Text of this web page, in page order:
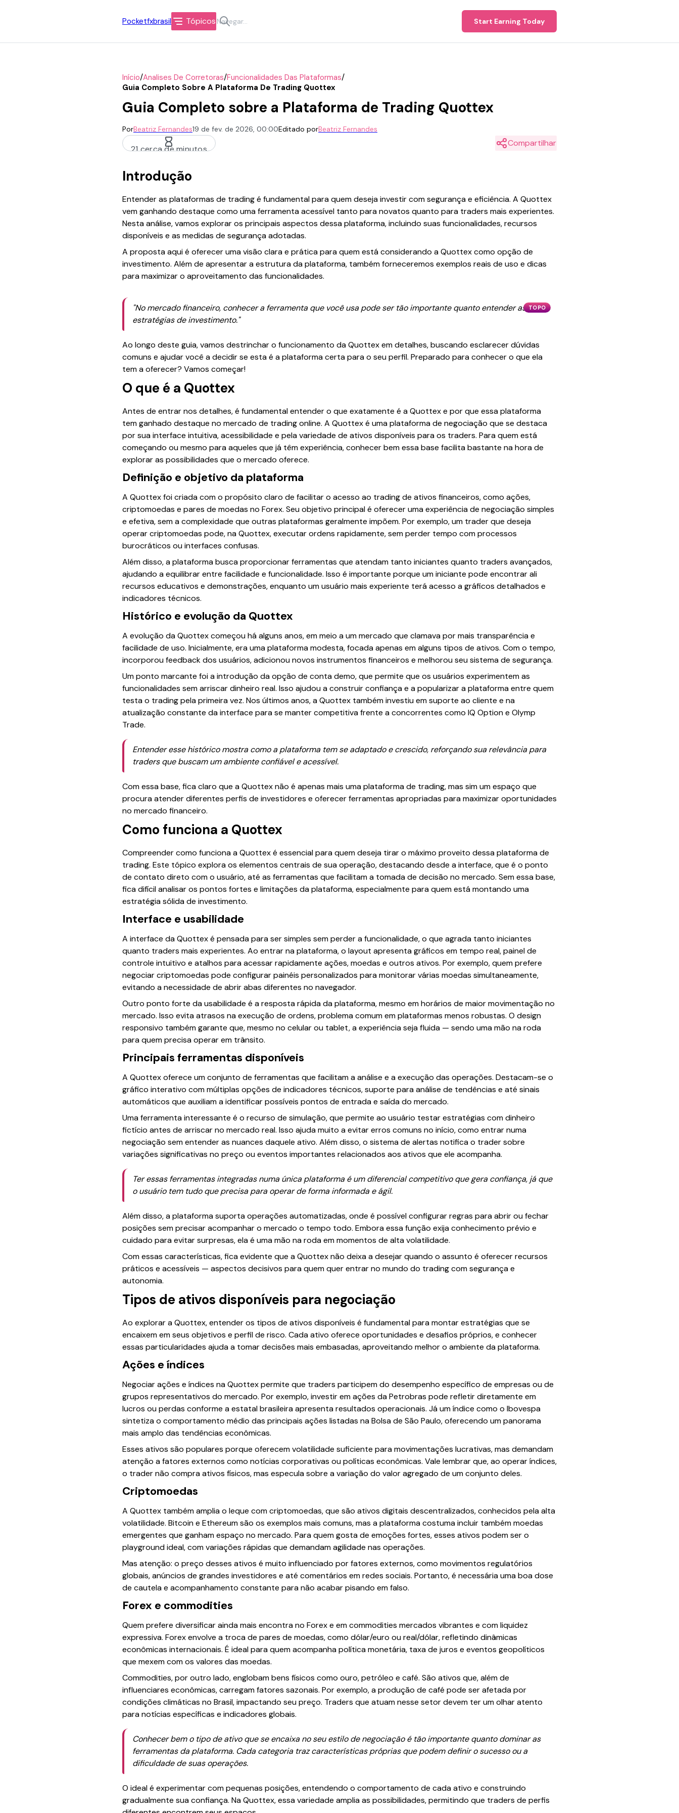
Pocketfxbrasil Tópicos Start Earning Today
Início/Analises De Corretoras/Funcionalidades Das Plataformas/
Guia Completo Sobre A Plataforma De Trading Quottex
Guia Completo sobre a Plataforma de Trading Quottex
PorBeatriz Fernandes19 de fev. de 2026, 00:00Editado porBeatriz Fernandes
21 cerca de minutos
Compartilhar
Introdução
Entender as plataformas de trading é fundamental para quem deseja investir com segurança e eficiência. A Quottex
vem ganhando destaque como uma ferramenta acessível tanto para novatos quanto para traders mais experientes.
Nesta análise, vamos explorar os principais aspectos dessa plataforma, incluindo suas funcionalidades, recursos
disponíveis e as medidas de segurança adotadas.
A proposta aqui é oferecer uma visão clara e prática para quem está considerando a Quottex como opção de
investimento. Além de apresentar a estrutura da plataforma, também forneceremos exemplos reais de uso e dicas
para maximizar o aproveitamento das funcionalidades.
TOPO
"No mercado financeiro, conhecer a ferramenta que você usa pode ser tão importante quanto entender as
estratégias de investimento."
Ao longo deste guia, vamos destrinchar o funcionamento da Quottex em detalhes, buscando esclarecer dúvidas
comuns e ajudar você a decidir se esta é a plataforma certa para o seu perfil. Preparado para conhecer o que ela
tem a oferecer? Vamos começar!
O que é a Quottex
Antes de entrar nos detalhes, é fundamental entender o que exatamente é a Quottex e por que essa plataforma
tem ganhado destaque no mercado de trading online. A Quottex é uma plataforma de negociação que se destaca
por sua interface intuitiva, acessibilidade e pela variedade de ativos disponíveis para os traders. Para quem está
começando ou mesmo para aqueles que já têm experiência, conhecer bem essa base facilita bastante na hora de
explorar as possibilidades que o mercado oferece.
Definição e objetivo da plataforma
A Quottex foi criada com o propósito claro de facilitar o acesso ao trading de ativos financeiros, como ações,
criptomoedas e pares de moedas no Forex. Seu objetivo principal é oferecer uma experiência de negociação simples
e efetiva, sem a complexidade que outras plataformas geralmente impõem. Por exemplo, um trader que deseja
operar criptomoedas pode, na Quottex, executar ordens rapidamente, sem perder tempo com processos
burocráticos ou interfaces confusas.
Além disso, a plataforma busca proporcionar ferramentas que atendam tanto iniciantes quanto traders avançados,
ajudando a equilibrar entre facilidade e funcionalidade. Isso é importante porque um iniciante pode encontrar ali
recursos educativos e demonstrações, enquanto um usuário mais experiente terá acesso a gráficos detalhados e
indicadores técnicos.
Histórico e evolução da Quottex
A evolução da Quottex começou há alguns anos, em meio a um mercado que clamava por mais transparência e
facilidade de uso. Inicialmente, era uma plataforma modesta, focada apenas em alguns tipos de ativos. Com o tempo,
incorporou feedback dos usuários, adicionou novos instrumentos financeiros e melhorou seu sistema de segurança.
Um ponto marcante foi a introdução da opção de conta demo, que permite que os usuários experimentem as
funcionalidades sem arriscar dinheiro real. Isso ajudou a construir confiança e a popularizar a plataforma entre quem
testa o trading pela primeira vez. Nos últimos anos, a Quottex também investiu em suporte ao cliente e na
atualização constante da interface para se manter competitiva frente a concorrentes como IQ Option e Olymp
Trade.
Entender esse histórico mostra como a plataforma tem se adaptado e crescido, reforçando sua relevância para
traders que buscam um ambiente confiável e acessível.
Com essa base, fica claro que a Quottex não é apenas mais uma plataforma de trading, mas sim um espaço que
procura atender diferentes perfis de investidores e oferecer ferramentas apropriadas para maximizar oportunidades
no mercado financeiro.
Como funciona a Quottex
Compreender como funciona a Quottex é essencial para quem deseja tirar o máximo proveito dessa plataforma de
trading. Este tópico explora os elementos centrais de sua operação, destacando desde a interface, que é o ponto
de contato direto com o usuário, até as ferramentas que facilitam a tomada de decisão no mercado. Sem essa base,
fica difícil analisar os pontos fortes e limitações da plataforma, especialmente para quem está montando uma
estratégia sólida de investimento.
Interface e usabilidade
A interface da Quottex é pensada para ser simples sem perder a funcionalidade, o que agrada tanto iniciantes
quanto traders mais experientes. Ao entrar na plataforma, o layout apresenta gráficos em tempo real, painel de
controle intuitivo e atalhos para acessar rapidamente ações, moedas e outros ativos. Por exemplo, quem prefere
negociar criptomoedas pode configurar painéis personalizados para monitorar várias moedas simultaneamente,
evitando a necessidade de abrir abas diferentes no navegador.
Outro ponto forte da usabilidade é a resposta rápida da plataforma, mesmo em horários de maior movimentação no
mercado. Isso evita atrasos na execução de ordens, problema comum em plataformas menos robustas. O design
responsivo também garante que, mesmo no celular ou tablet, a experiência seja fluida — sendo uma mão na roda
para quem precisa operar em trânsito.
Principais ferramentas disponíveis
A Quottex oferece um conjunto de ferramentas que facilitam a análise e a execução das operações. Destacam-se o
gráfico interativo com múltiplas opções de indicadores técnicos, suporte para análise de tendências e até sinais
automáticos que auxiliam a identificar possíveis pontos de entrada e saída do mercado.
Uma ferramenta interessante é o recurso de simulação, que permite ao usuário testar estratégias com dinheiro
fictício antes de arriscar no mercado real. Isso ajuda muito a evitar erros comuns no início, como entrar numa
negociação sem entender as nuances daquele ativo. Além disso, o sistema de alertas notifica o trader sobre
variações significativas no preço ou eventos importantes relacionados aos ativos que ele acompanha.
Ter essas ferramentas integradas numa única plataforma é um diferencial competitivo que gera confiança, já que
o usuário tem tudo que precisa para operar de forma informada e ágil.
Além disso, a plataforma suporta operações automatizadas, onde é possível configurar regras para abrir ou fechar
posições sem precisar acompanhar o mercado o tempo todo. Embora essa função exija conhecimento prévio e
cuidado para evitar surpresas, ela é uma mão na roda em momentos de alta volatilidade.
Com essas características, fica evidente que a Quottex não deixa a desejar quando o assunto é oferecer recursos
práticos e acessíveis — aspectos decisivos para quem quer entrar no mundo do trading com segurança e
autonomia.
Tipos de ativos disponíveis para negociação
Ao explorar a Quottex, entender os tipos de ativos disponíveis é fundamental para montar estratégias que se
encaixem em seus objetivos e perfil de risco. Cada ativo oferece oportunidades e desafios próprios, e conhecer
essas particularidades ajuda a tomar decisões mais embasadas, aproveitando melhor o ambiente da plataforma.
Ações e índices
Negociar ações e índices na Quottex permite que traders participem do desempenho específico de empresas ou de
grupos representativos do mercado. Por exemplo, investir em ações da Petrobras pode refletir diretamente em
lucros ou perdas conforme a estatal brasileira apresenta resultados operacionais. Já um índice como o Ibovespa
sintetiza o comportamento médio das principais ações listadas na Bolsa de São Paulo, oferecendo um panorama
mais amplo das tendências econômicas.
Esses ativos são populares porque oferecem volatilidade suficiente para movimentações lucrativas, mas demandam
atenção a fatores externos como notícias corporativas ou políticas econômicas. Vale lembrar que, ao operar índices,
o trader não compra ativos físicos, mas especula sobre a variação do valor agregado de um conjunto deles.
Criptomoedas
A Quottex também amplia o leque com criptomoedas, que são ativos digitais descentralizados, conhecidos pela alta
volatilidade. Bitcoin e Ethereum são os exemplos mais comuns, mas a plataforma costuma incluir também moedas
emergentes que ganham espaço no mercado. Para quem gosta de emoções fortes, esses ativos podem ser o
playground ideal, com variações rápidas que demandam agilidade nas operações.
Mas atenção: o preço desses ativos é muito influenciado por fatores externos, como movimentos regulatórios
globais, anúncios de grandes investidores e até comentários em redes sociais. Portanto, é necessária uma boa dose
de cautela e acompanhamento constante para não acabar pisando em falso.
Forex e commodities
Quem prefere diversificar ainda mais encontra no Forex e em commodities mercados vibrantes e com liquidez
expressiva. Forex envolve a troca de pares de moedas, como dólar/euro ou real/dólar, refletindo dinâmicas
econômicas internacionais. É ideal para quem acompanha política monetária, taxa de juros e eventos geopolíticos
que mexem com os valores das moedas.
Commodities, por outro lado, englobam bens físicos como ouro, petróleo e café. São ativos que, além de
influenciares econômicas, carregam fatores sazonais. Por exemplo, a produção de café pode ser afetada por
condições climáticas no Brasil, impactando seu preço. Traders que atuam nesse setor devem ter um olhar atento
para notícias específicas e indicadores globais.
Conhecer bem o tipo de ativo que se encaixa no seu estilo de negociação é tão importante quanto dominar as
ferramentas da plataforma. Cada categoria traz características próprias que podem definir o sucesso ou a
dificuldade de suas operações.
O ideal é experimentar com pequenas posições, entendendo o comportamento de cada ativo e construindo
gradualmente sua confiança. Na Quottex, essa variedade amplia as possibilidades, permitindo que traders de perfis